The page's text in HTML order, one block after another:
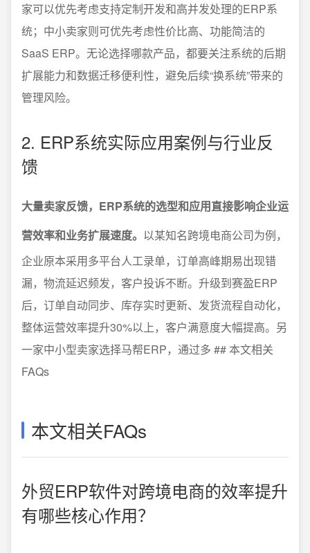
家可以优先考虑支持定制开发和高并发处理的ERP系
统；中小卖家则可优先考虑性价比高、功能简洁的
SaaS ERP。无论选择哪款产品，都要关注系统的后期
扩展能力和数据迁移便利性，避免后续“换系统”带来的
管理风险。
2. ERP系统实际应用案例与行业反
馈
大量卖家反馈，ERP系统的选型和应用直接影响企业运
营效率和业务扩展速度。 以某知名跨境电商公司为例，
企业原本采用多平台人工录单，订单高峰期易出现错
漏，物流延迟频发，客户投诉不断。升级到赛盈ERP
后，订单自动同步、库存实时更新、发货流程自动化，
整体运营效率提升30%以上，客户满意度大幅提高。另
一家中小型卖家选择马帮ERP，通过多 ## 本文相关
FAQs
本文相关FAQs
外贸ERP软件对跨境电商的效率提升
有哪些核心作用？